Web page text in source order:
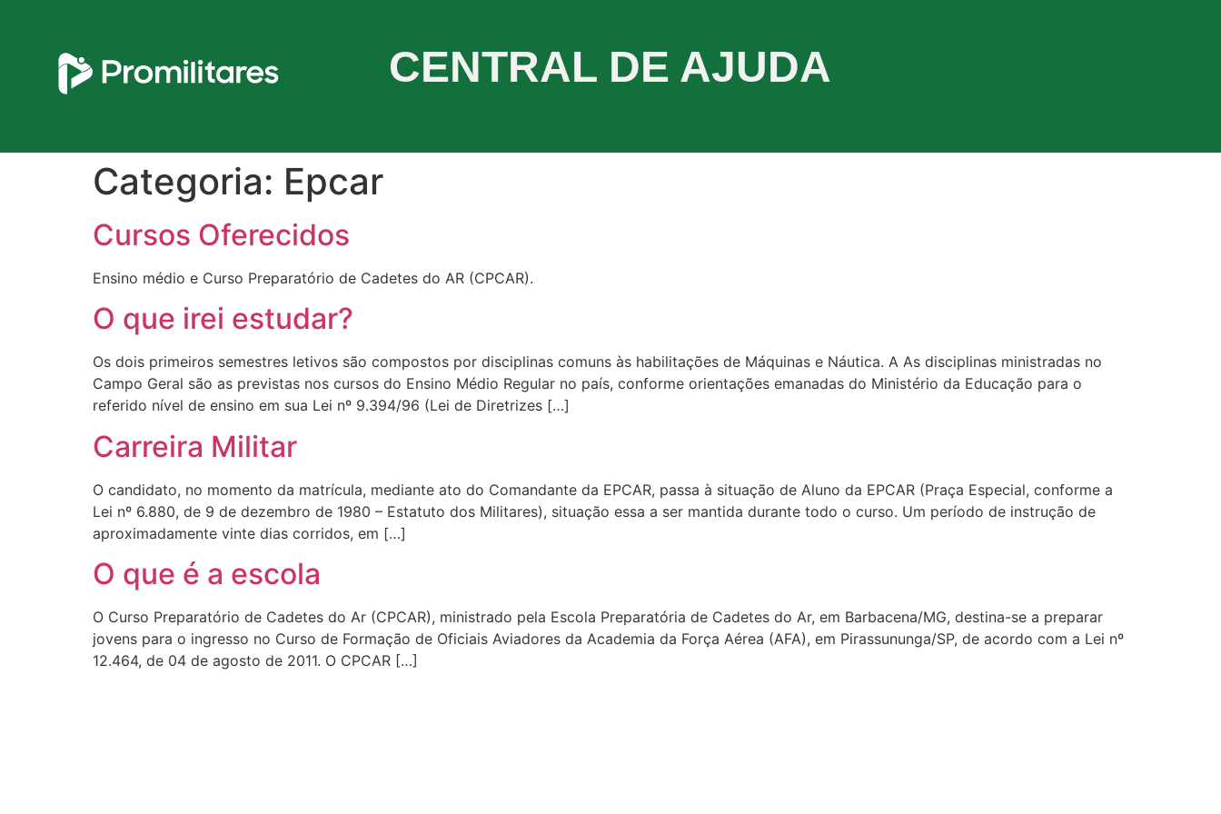
CENTRAL DE AJUDA
Categoria: Epcar
Cursos Oferecidos
Ensino médio e Curso Preparatório de Cadetes do AR (CPCAR).
O que irei estudar?
Os dois primeiros semestres letivos são compostos por disciplinas comuns às habilitações de Máquinas e Náutica. A As disciplinas ministradas no
Campo Geral são as previstas nos cursos do Ensino Médio Regular no país, conforme orientações emanadas do Ministério da Educação para o
referido nível de ensino em sua Lei nº 9.394/96 (Lei de Diretrizes […]
Carreira Militar
O candidato, no momento da matrícula, mediante ato do Comandante da EPCAR, passa à situação de Aluno da EPCAR (Praça Especial, conforme a
Lei nº 6.880, de 9 de dezembro de 1980 – Estatuto dos Militares), situação essa a ser mantida durante todo o curso. Um período de instrução de
aproximadamente vinte dias corridos, em […]
O que é a escola
O Curso Preparatório de Cadetes do Ar (CPCAR), ministrado pela Escola Preparatória de Cadetes do Ar, em Barbacena/MG, destina-se a preparar
jovens para o ingresso no Curso de Formação de Oficiais Aviadores da Academia da Força Aérea (AFA), em Pirassununga/SP, de acordo com a Lei nº
12.464, de 04 de agosto de 2011. O CPCAR […]